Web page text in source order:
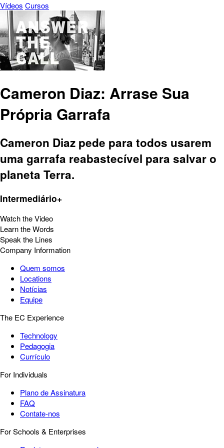
Vídeos Cursos
Cameron Diaz: Arrase Sua
Própria Garrafa
Cameron Diaz pede para todos usarem
uma garrafa reabastecível para salvar o
planeta Terra.
Intermediário+
Watch the Video
Learn the Words
Speak the Lines
Company Information
Quem somos
Locations
Notícias
Equipe
The EC Experience
Technology
Pedagogia
Currículo
For Individuals
Plano de Assinatura
FAQ
Contate-nos
For Schools & Enterprises